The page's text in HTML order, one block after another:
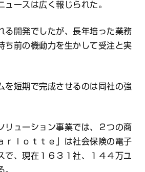
ュースは広く報じられた。
る開発でしたが、長年培った業務
ち前の機動力を生かして受注と実
を短期で完成させるのは同社の強
リューション事業では、２つの商
ｒｌｏｔｔｅ」は社会保険の電子
で、現在１６３１社、１４４万ユ
。